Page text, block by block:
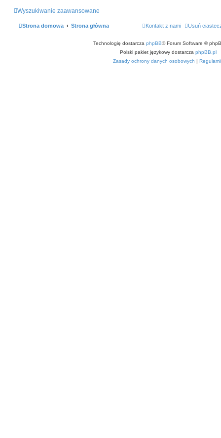
Wyszukiwanie zaawansowane
Strona domowa Strona główna Usuń
Kontakt z nami
Technologię dostarcza phpBB® Forum Software ©
Polski pakiet językowy dostarcza phpBB.pl
Zasady ochrony danych osobowych |